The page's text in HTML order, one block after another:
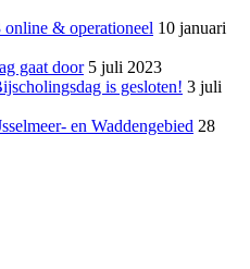
online & operationeel 10 januari
gaat door 5 juli 2023
is gesloten! 3 juli
en Waddengebied 28